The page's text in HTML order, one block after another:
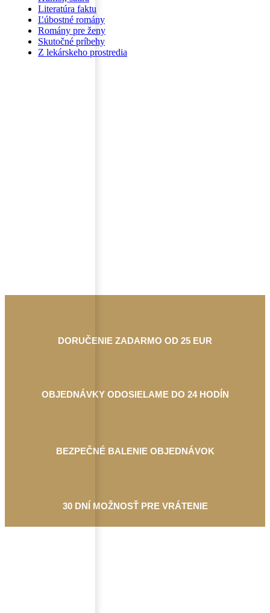
Literatúra faktu
Ľúbostné romány
Romány pre ženy
Skutočné príbehy
Z lekárskeho prostredia
DORUČENIE ZADARMO OD 25 EUR
OBJEDNÁVKY ODOSIELAME DO 24 HODÍN
BEZPEČNÉ BALENIE OBJEDNÁVOK
30 DNÍ MOŽNOSŤ PRE VRÁTENIE